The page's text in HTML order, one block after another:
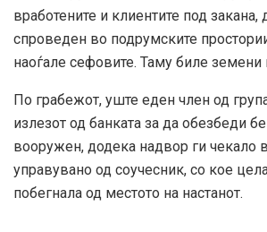
вработените и клиентите под закана,
спроведен во подрумските
наоѓале сефовите. Таму биле земени
По грабежот, уште еден член од
излезот од банката за да обезбеди
вооружен, додека надвор ги чекало
управувано од соучесник, со кое
побегнала од местото на настанот.